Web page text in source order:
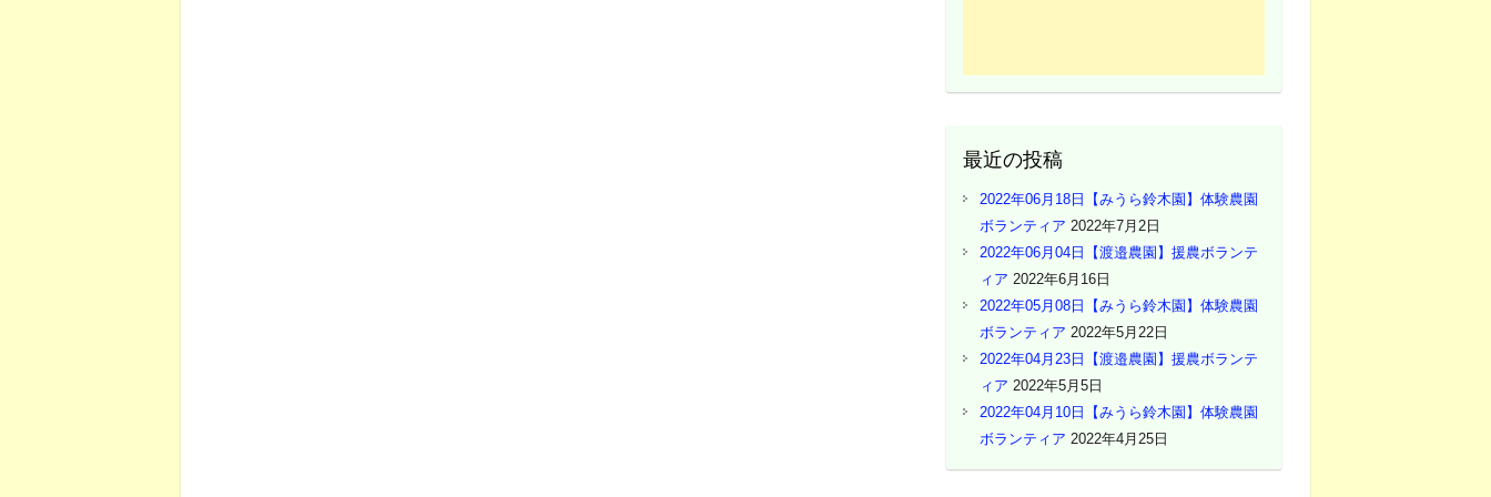
最近の投稿
2022年06月18日【みうら鈴木園】体験農園
ボランティア 2022年7月2日
2022年06月04日【渡邉農園】援農ボランテ
ィア 2022年6月16日
2022年05月08日【みうら鈴木園】体験農園
ボランティア 2022年5月22日
2022年04月23日【渡邉農園】援農ボランテ
ィア 2022年5月5日
2022年04月10日【みうら鈴木園】体験農園
ボランティア 2022年4月25日